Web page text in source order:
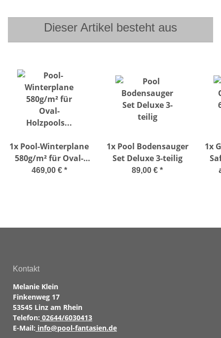
Dieser Artikel besteht aus
1x Pool-Winterplane
580g/m² für Oval-
Holzpools
469,00 € *
1x Pool Bodensauger
Set Deluxe 3-teilig
89,00 € *
1x
Kontakt
Melanie Klein
Finkenweg 17
53545 Linz am Rhein
Telefon: 02644/6030413
E-Mail: info@pool-fantasien.de